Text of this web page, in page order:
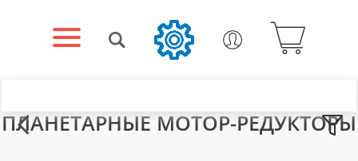
ПЛАНЕТАРНЫЕ МОТОР-РЕДУКТОРЫ